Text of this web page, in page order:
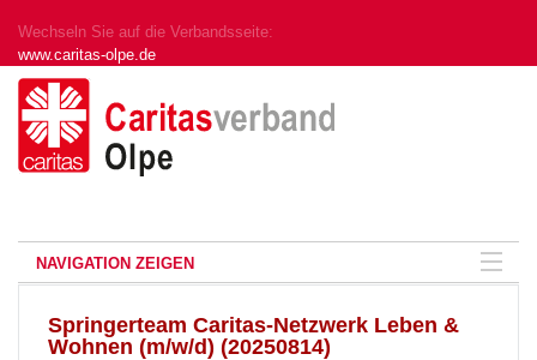
Wechseln Sie auf die Verbandsseite:
www.caritas-olpe.de
NAVIGATION ZEIGEN
Springerteam Caritas-Netzwerk Leben &
Wohnen (m/w/d) (20250814)